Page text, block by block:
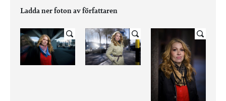
Ladda ner foton av författaren